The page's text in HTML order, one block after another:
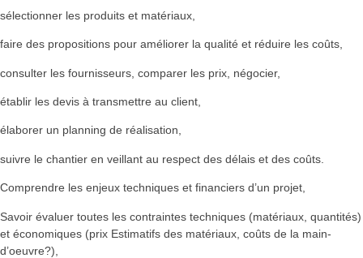
sélectionner les produits et matériaux,
faire des propositions pour améliorer la qualité et réduire les coûts,
consulter les fournisseurs, comparer les prix, négocier,
établir les devis à transmettre au client,
élaborer un planning de réalisation,
suivre le chantier en veillant au respect des délais et des coûts.
Comprendre les enjeux techniques et financiers d’un projet,
Savoir évaluer toutes les contraintes techniques (matériaux, quantités)
et économiques (prix Estimatifs des matériaux, coûts de la main-
d’oeuvre?),